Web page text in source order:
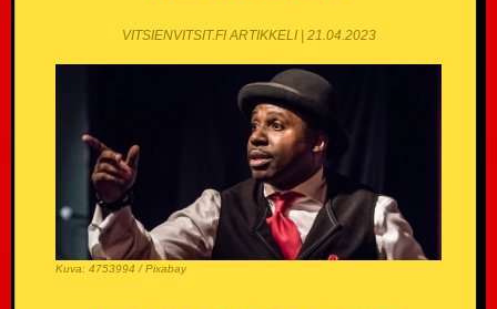
VITSIENVITSIT.FI ARTIKKELI | 21.04.2023
Kuva: 4753994 / Pixabay